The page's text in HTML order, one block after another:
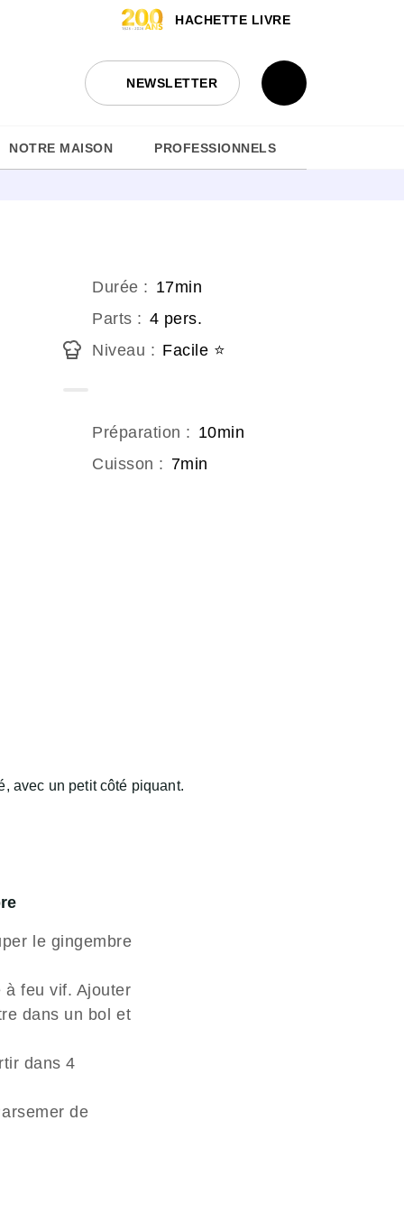
HACHETTE LIVRE
NEWSLETTER
NOTRE MAISON PROFESSIONNELS
Durée : 17min
Parts : 4 pers.
Niveau : Facile ⭐
Préparation : 10min
Cuisson : 7min
avec un petit côté piquant.
le gingembre
à feu vif. Ajouter
dans un bol et
dans 4
de